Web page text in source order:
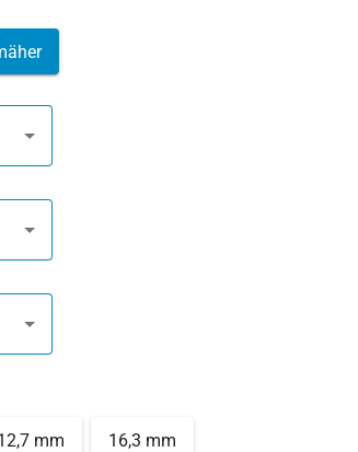
mm 16,3 mm